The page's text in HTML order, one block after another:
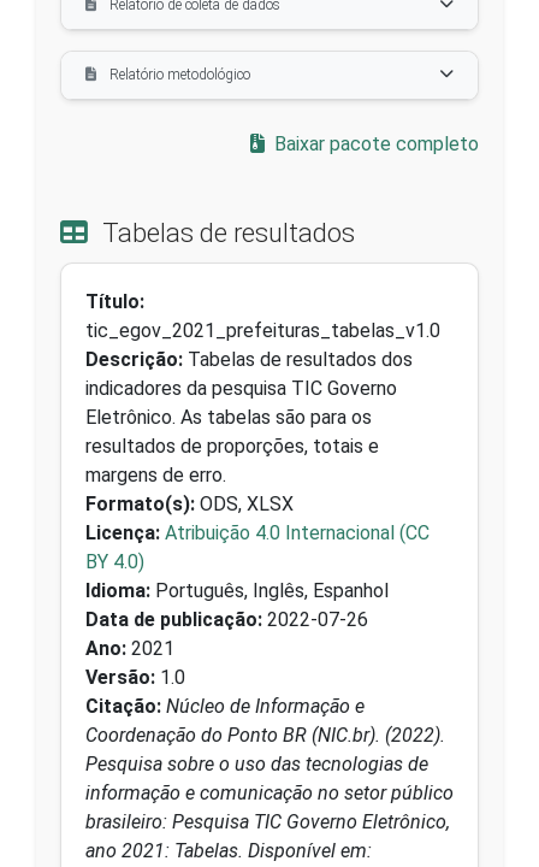
Relatório de coleta de dados
Relatório metodológico
Baixar pacote completo
Tabelas de resultados
Título:
tic_egov_2021_prefeituras_tabelas_v1.0
Descrição: Tabelas de resultados dos
indicadores da pesquisa TIC Governo
Eletrônico. As tabelas são para os
resultados de proporções, totais e
margens de erro.
Formato(s): ODS, XLSX
Licença: Atribuição 4.0 Internacional (CC
BY 4.0)
Idioma: Português, Inglês, Espanhol
Data de publicação: 2022-07-26
Ano: 2021
Versão: 1.0
Citação: Núcleo de Informação e
Coordenação do Ponto BR (NIC.br). (2022).
Pesquisa sobre o uso das tecnologias de
informação e comunicação no setor público
brasileiro: Pesquisa TIC Governo Eletrônico,
ano 2021: Tabelas. Disponível em: